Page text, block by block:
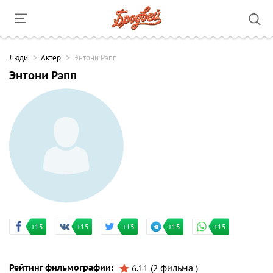
Люди Актер Энтони Рэпп
Энтони Рэпп
+15 +15 +15 +15 +15
Рейтинг фильмографии: 6.11 (2 фильма )